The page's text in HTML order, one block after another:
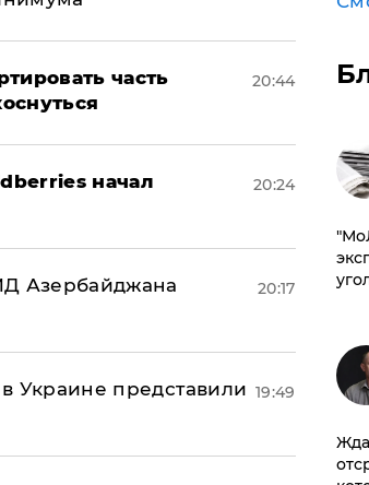
часть
20:44
начал
20:24
Азербайджана
20:17
Украине представили 19:49